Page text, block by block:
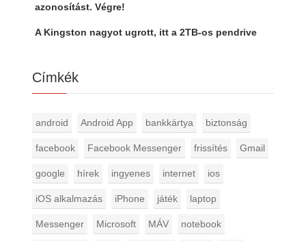
azonosítást. Végre!
A Kingston nagyot ugrott, itt a 2TB-os pendrive
Címkék
android Android App bankkártya biztonság
facebook Facebook Messenger frissítés Gmail
google hírek ingyenes internet ios
iOS alkalmazás iPhone játék laptop
Messenger Microsoft MÁV notebook